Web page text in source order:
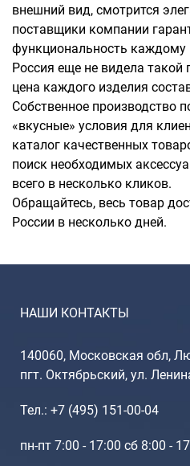
внешний вид, смотрится
поставщики компании
функциональность каждому
Россия еще не видела такой
цена каждого изделия
Собственное производство
«вкусные» условия для
каталог качественных
поиск необходимых
всего в несколько кликов.
Обращайтесь, весь товар
России в несколько дней.
НАШИ КОНТАКТЫ
140060, Московская обл,
пгт. Октябрьский, ул.
Тел.: +7 (495) 151-00-04
пн-пт 7:00 - 17:00 сб 8:00 -